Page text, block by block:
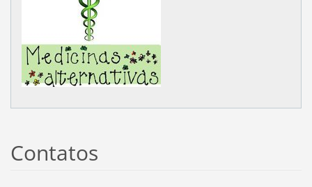
Contatos